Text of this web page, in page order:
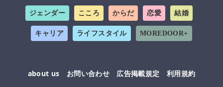
ジェンダー こころ からだ 恋愛 結婚
キャリア ライフスタイル MOREDOOR+
about us お問い合わせ 広告掲載規定 利用規約